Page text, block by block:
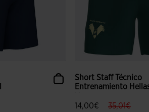
Short Staff Técnico
Entrenamiento
14,00€
35,01€